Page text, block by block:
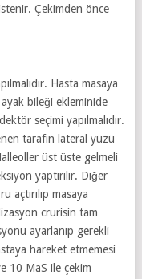
Çekimden önce
Hasta masaya
bileği ekleminide
seçimi yapılmalıdır.
tarafın lateral yüzü
üst üste gelmeli
yaptırılır. Diğer
masaya
crurisin tam
ayarlanıp gerekli
hareket etmemesi
10 MaS ile çekim